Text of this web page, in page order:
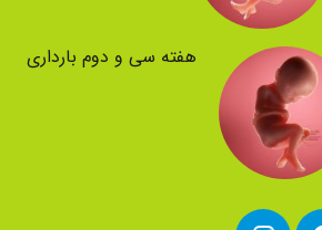
هفته سی و دوم بارداری